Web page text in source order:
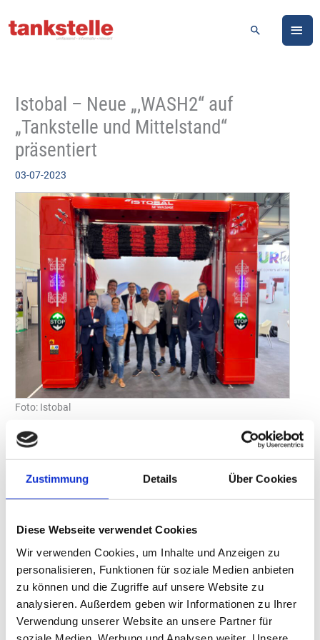
Zustimmung Details Über Cookies
Diese Webseite verwendet Cookies
Wir verwenden Cookies, um Inhalte und Anzeigen zu
personalisieren, Funktionen für soziale Medien anbieten
zu können und die Zugriffe auf unsere Website zu
analysieren. Außerdem geben wir Informationen zu Ihrer
Verwendung unserer Website an unsere Partner für
Inhalt
Suchen
Istobal – Neue „‚WASH2“ auf
„Tankstelle und Mittelstand“
präsentiert
03-07-2023
Foto: Istobal
für Wasch- und Pflegeprodukte für die professionelle
Fahrzeugpflege, hat auf der „Tankstelle & Mittelstand“, die vom
14. bis 15. Juni in der Messe Essen stattfand, seine neue
Portalwaschanlage „M’WASH2“ vorgestellt.
internationalen Markt sein höchst innovatives Waschportal, das
die Rentabilität von Autowaschanlagen steigern und das
Benutzererlebnis durch effizientere und vernetzte Technologie
verbessern wird.
Die „M`WASH2“ verfügt über die Möglichkeit, bis zu 15
Waschprogramme frei und individuell zu gestalten, um das